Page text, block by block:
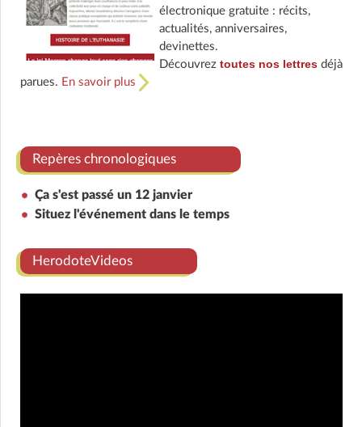
électronique gratuite : récits,
actualités, anniversaires,
devinettes.
Découvrez toutes nos lettresdéjà
parues. En savoir plus
Repères chronologiques
Ça s'est passé un 12 janvier
Situez l'événement dans le temps
HerodoteVideos